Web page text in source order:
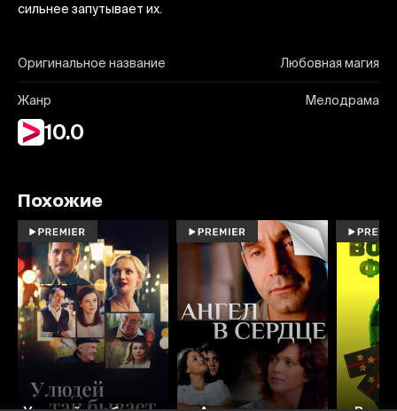
сильнее запутывает их.
Оригинальное название Любовная магия
Жанр Мелодрама
10.0
Похожие
7.1